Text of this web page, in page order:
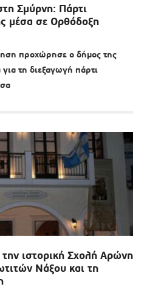
Σμύρνη: Πάρτι
μέσα σε Ορθόδοξη
προχώρησε ο δήμος της
τη διεξαγωγή πάρτι
ιστορική Σχολή Αρώνη
Νάξου και τη